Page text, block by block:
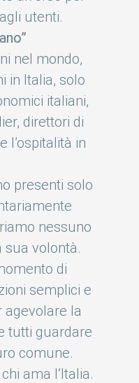
utenti.
nel mondo,
in Italia, solo
italiani,
direttori di
l’ospitalità in
presenti solo
nessuno
sua volontà.
di
semplici e
agevolare la
tutti guardare
comune.
ama l’Italia.